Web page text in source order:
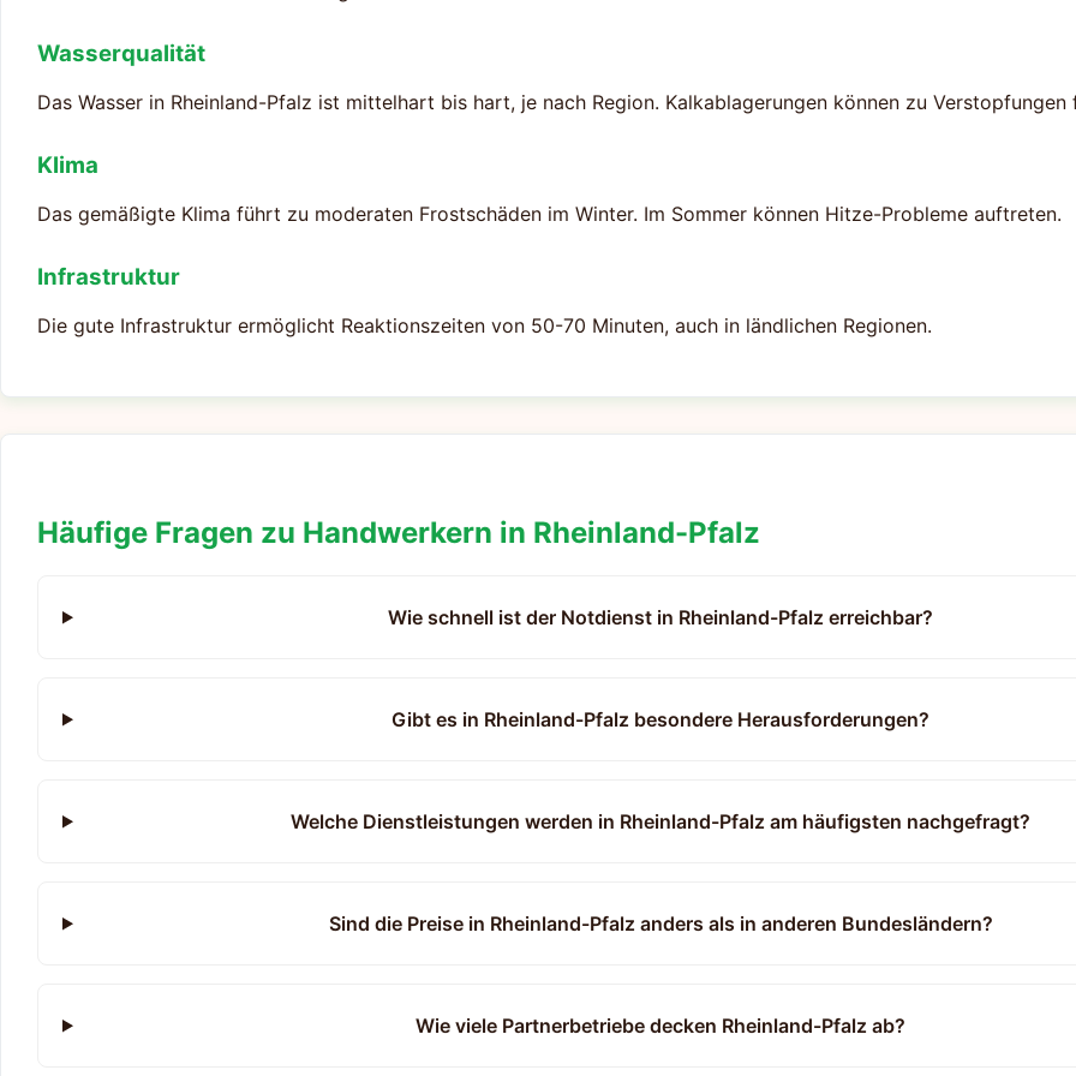
Wasserqualität
Das Wasser in Rheinland-Pfalz ist mittelhart bis hart, je nach Region. Kalkablagerungen können zu Verstopfungen
Klima
Das gemäßigte Klima führt zu moderaten Frostschäden im Winter. Im Sommer können Hitze-Probleme auftreten.
Infrastruktur
Die gute Infrastruktur ermöglicht Reaktionszeiten von 50-70 Minuten, auch in ländlichen Regionen.
Häufige Fragen zu Handwerkern in Rheinland-Pfalz
Wie schnell ist der Notdienst in Rheinland-Pfalz erreichbar?
Gibt es in Rheinland-Pfalz besondere Herausforderungen?
Welche Dienstleistungen werden in Rheinland-Pfalz am häufigsten nachgefragt?
Sind die Preise in Rheinland-Pfalz anders als in anderen Bundesländern?
Wie viele Partnerbetriebe decken Rheinland-Pfalz ab?